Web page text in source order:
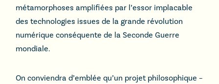
métamorphoses amplifiées par l’essor implacable
des technologies issues de la grande révolution
numérique conséquente de la Seconde Guerre
mondiale.
On conviendra d’emblée qu’un projet philosophique –